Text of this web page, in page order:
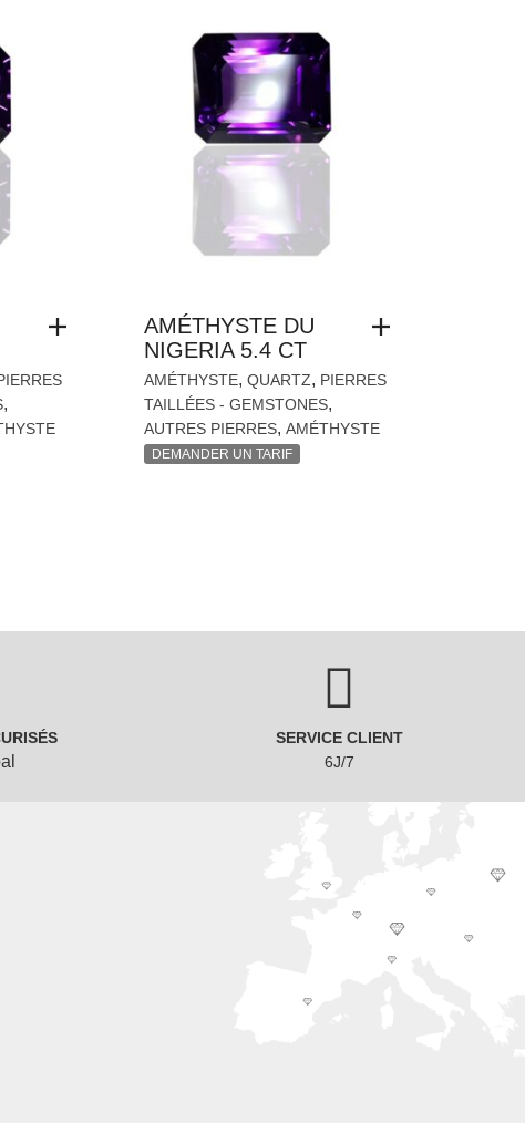
,
AMÉTHYSTE DU
NIGERIA 5.4 CT
AMÉTHYSTE, QUARTZ, PIERRES
TAILLÉES - GEMSTONES,
AUTRES PIERRES, AMÉTHYSTE
DEMANDER UN TARIF
SERVICE CLIENT
6J/7